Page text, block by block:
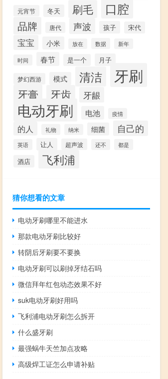
元宵节 冬天 刷毛 口腔
品牌 唐代 声波 孩子 宋代
宝宝 小米 放在 数据 新年
时间 春节 是一个 月子
梦幻西游 模式 清洁 牙刷
牙膏 牙齿 牙龈
电动牙刷 电池 疫情
的人 礼物 纳米 细菌 自己的
英语 让人 超声波 还不 都是
酒店 飞利浦
猜你想看的文章
电动牙刷哪里不能进水
那款电动牙刷比较好
转阴后牙刷要不要换
电动牙刷可以刷掉牙结石吗
微信拜年红包动态效果不好
suk电动牙刷好用吗
飞利浦电动牙刷怎么拆开
什么盛牙刷
最强蜗牛天竺加点攻略
高级焊工证怎么申请补贴